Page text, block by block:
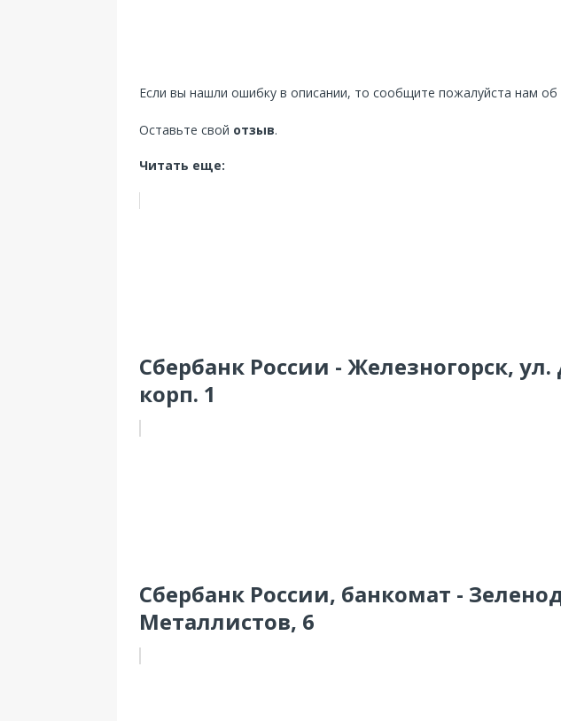
Если вы нашли ошибку в описании, то сообщите пожалуйста нам об
Оставьте свой отзыв.
Читать еще:
Сбербанк России - Железногорск,
корп. 1
Сбербанк России, банкомат -
Металлистов, 6